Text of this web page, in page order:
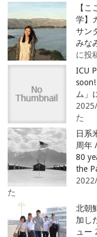
【
学】
サン
みな
に投
ICU
ム」
た
日系
周年
80
the
た
北朝
加し
ュー